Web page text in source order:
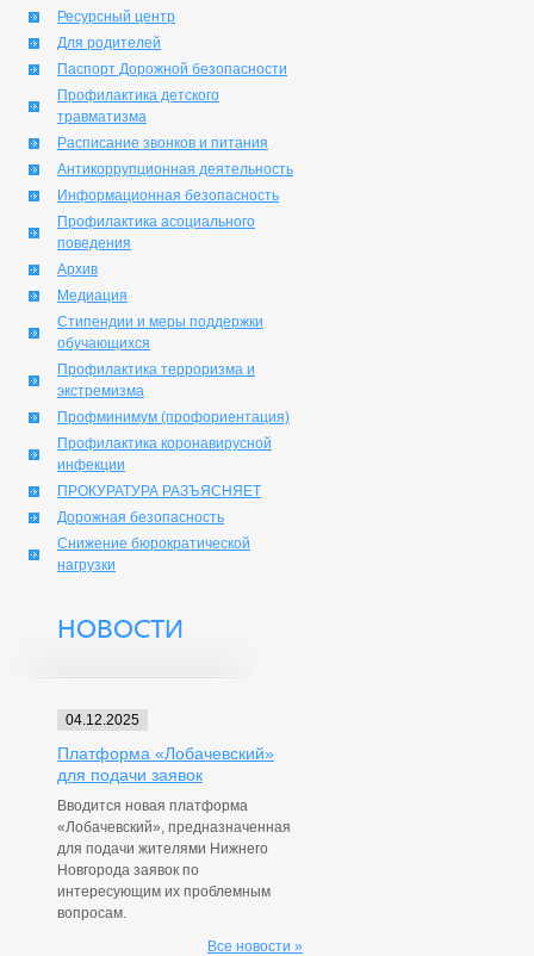
Ресурсный центр
Для родителей
Паспорт Дорожной безопасности
Профилактика детского
травматизма
Расписание звонков и питания
Антикоррупционная деятельность
Информационная безопасность
Профилактика асоциального
поведения
Архив
Медиация
Стипендии и меры поддержки
обучающихся
Профилактика терроризма и
экстремизма
Профминимум (профориентация)
Профилактика коронавирусной
инфекции
ПРОКУРАТУРА РАЗЪЯСНЯЕТ
Дорожная безопасность
Снижение бюрократической
нагрузки
НОВОСТИ
04.12.2025
Платформа «Лобачевский»
для подачи заявок
Вводится новая платформа
«Лобачевский», предназначенная
для подачи жителями Нижнего
Новгорода заявок по
интересующим их проблемным
вопросам.
Все новости »